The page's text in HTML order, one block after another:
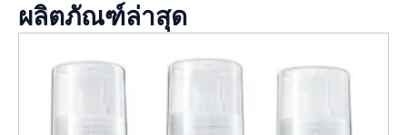
ผลิตภัณฑ์ล่าสุด